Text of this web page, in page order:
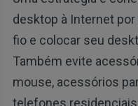
desktop à Internet
fio e colocar seu
Também evite
mouse, acessórios
telefones